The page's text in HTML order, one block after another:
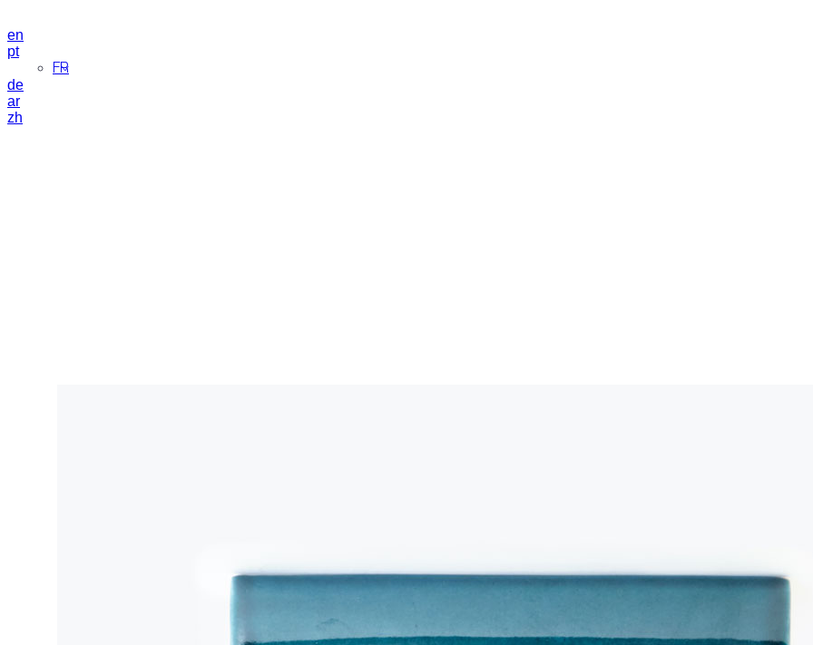
en
pt
FR
de
ar
zh